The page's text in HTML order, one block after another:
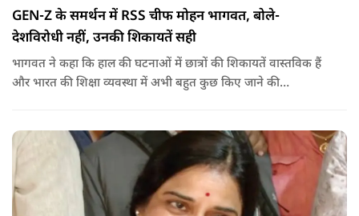
GEN-Z के समर्थन में RSS चीफ मोहन भागवत, बोले-
देशविरोधी नहीं, उनकी शिकायतें सही
भागवत ने कहा कि हाल की घटनाओं में छात्रों की शिकायतें वास्तविक हैं
और भारत की शिक्षा व्यवस्था में अभी बहुत कुछ किए जाने की